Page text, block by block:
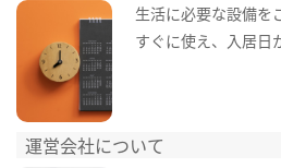
生活に必要な設備を
すぐに使え、入居日
運営会社について